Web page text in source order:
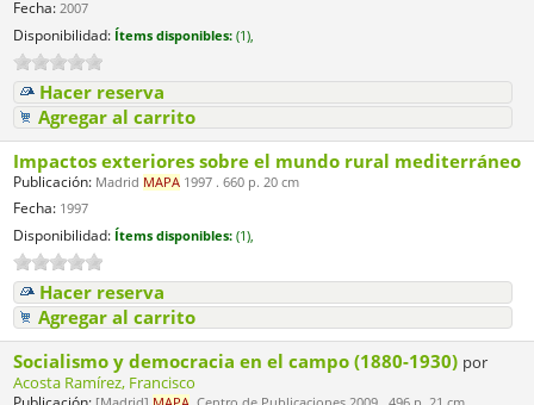
Fecha: 2007
Disponibilidad: Ítems disponibles: (1),
Hacer reserva
Agregar al carrito
Impactos exteriores sobre el mundo rural mediterráneo
Publicación: Madrid MAPA 1997 . 660 p. 20 cm
Fecha: 1997
Disponibilidad: Ítems disponibles: (1),
Hacer reserva
Agregar al carrito
Socialismo y democracia en el campo (1880-1930) por
Acosta Ramírez, Francisco